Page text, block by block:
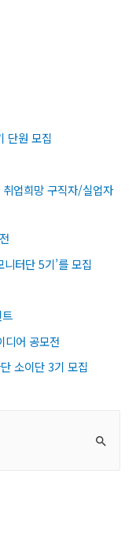
단원 모집
업희망 구직자/실업자
터단 5기’를 모집
디어 공모전
소이단 3기 모집